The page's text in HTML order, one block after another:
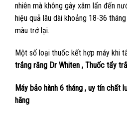
nhiên mà không gây xâm lấn đến
hiệu quả lâu dài khoảng 18-36
màu trở lại.
Một số loại thuốc kết hợp máy khi
trắng răng Dr Whiten , Thuốc tẩy
Máy bảo hành 6 tháng , uy tín chất
hãng